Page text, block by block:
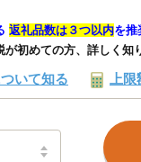
返礼品数は３つ以内を推
が初めての方、詳しく知
いて知る 上